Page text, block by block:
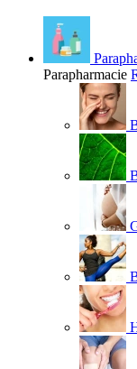
Parapharmacie